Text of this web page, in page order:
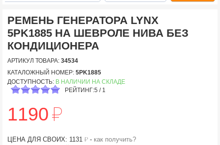
РЕМЕНЬ ГЕНЕРАТОРА LYNX
5PK1885 НА ШЕВРОЛЕ НИВА БЕЗ
КОНДИЦИОНЕРА
АРТИКУЛ ТОВАРА: 34534
КАТАЛОЖНЫЙ НОМЕР: 5PK1885
ДОСТУПНОСТЬ: В НАЛИЧИИ НА СКЛАДЕ
РЕЙТИНГ:5 / 1
1190й
ЦЕНА ДЛЯ СВОИХ: 1131 й - как получить?